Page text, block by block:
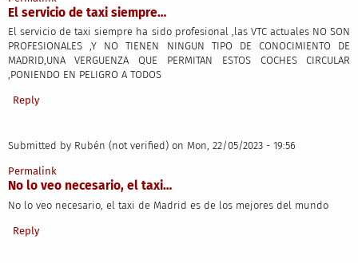
El servicio de taxi siempre…
El servicio de taxi siempre ha sido profesional ,las VTC actuales NO SON
PROFESIONALES ,Y NO TIENEN NINGUN TIPO DE CONOCIMIENTO DE
MADRID,UNA VERGUENZA QUE PERMITAN ESTOS COCHES CIRCULAR
,PONIENDO EN PELIGRO A TODOS
Reply
Submitted by Rubén (not verified) on Mon, 22/05/2023 - 19:56
Permalink
No lo veo necesario, el taxi…
No lo veo necesario, el taxi de Madrid es de los mejores del mundo
Reply